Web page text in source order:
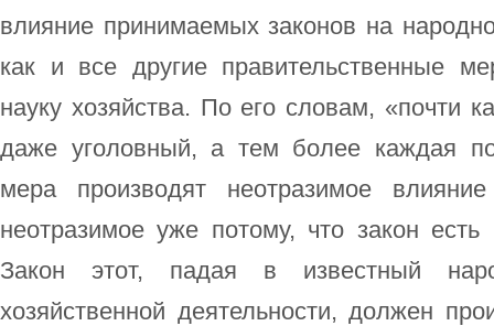
влияние принимаемых законов на
как и все другие правительственные
науку хозяйства. По его словам, «почти
даже уголовный, а тем более каждая
мера производят неотразимое
неотразимое уже потому, что закон
Закон этот, падая в известный
хозяйственной деятельности, должен